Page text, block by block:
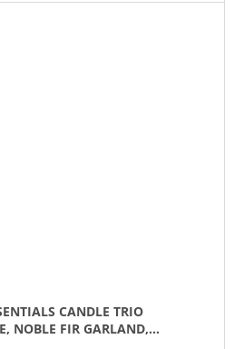
CANDLE TRIO
NOBLE FIR GARLAND,